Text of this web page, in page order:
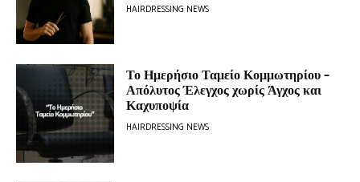
HAIRDRESSING NEWS
Το Ημερήσιο Ταμείο Κομμωτηρίου –
Απόλυτος Έλεγχος χωρίς Άγχος και
Καχυποψία
HAIRDRESSING NEWS